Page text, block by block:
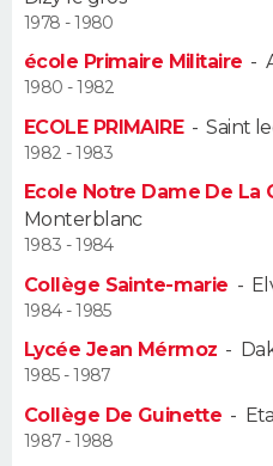
VOYAGE
BONS PLANS
CARTE DE VOEUX
Dictionnaire
Biographies
Citations
Expressions
Proverbes
COPAINS D'AVANT
1978 - 1980
école Primaire Militaire -
1980 - 1982
ECOLE PRIMAIRE-Saint
1982 - 1983
Ecole Notre Dame De La
Monterblanc
1983 - 1984
Collège Sainte-marie -
1984 - 1985
Lycée Jean Mérmoz -
1985 - 1987
Collège De Guinette -
1987 - 1988